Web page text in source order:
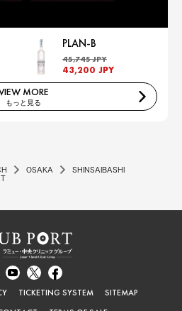
PLAN-B
45,745 JPY
43,200 JPY
MORE
もっと見る
OSAKA
SHINSAIBASHI
TICKETING SYSTEM
SITEMAP